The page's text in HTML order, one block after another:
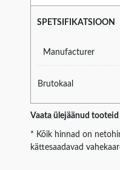
SPETSIFIKATSIOON
Manufacturer
Brutokaal
Vaata ülejäänud tooteid
* Kõik hinnad on
kättesaadavad